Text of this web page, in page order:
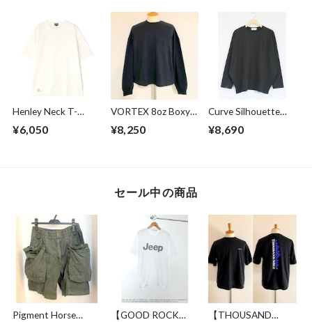
Henley Neck T-
shirts Off White
¥6,050
VORTEX 8oz Boxy
Cropped L/S Tee
with with Glasses
¥8,250
Curve Silhouette
Cut & Sewn Black
¥8,690
セール中の商品
Pigment Horse
【GOOD ROCK
【THOUSAND